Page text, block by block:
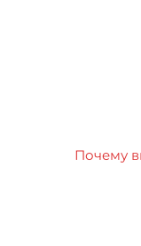
Почему